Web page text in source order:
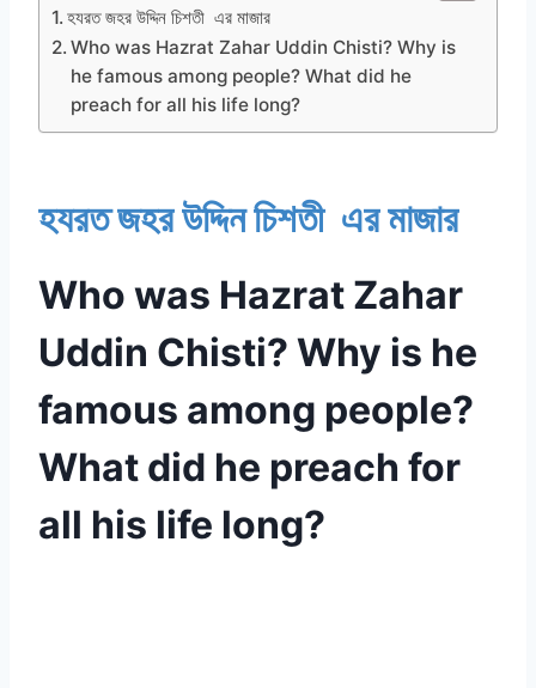
হযরত জহর উদ্দিন চিশতী এর মাজার
Who was Hazrat Zahar Uddin Chisti? Why is
he famous among people? What did he
preach for all his life long?
হযরত জহর উদ্দিন চিশতী এর মাজার
Who was Hazrat Zahar
Uddin Chisti? Why is he
famous among people?
What did he preach for
all his life long?